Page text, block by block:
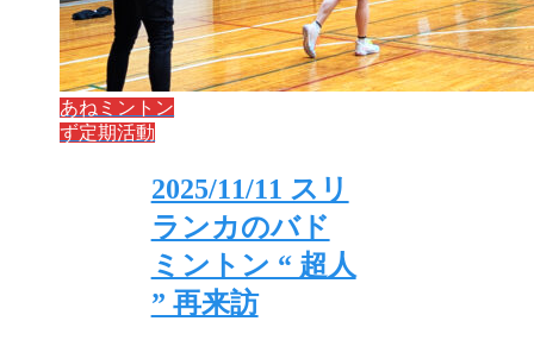
あねミントン
ず定期活動
2025/11/11 スリ
ランカのバド
ミントン “ 超人
” 再来訪